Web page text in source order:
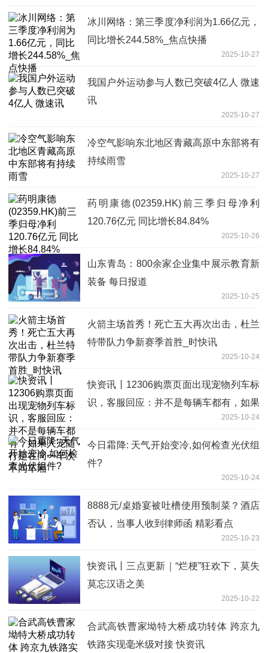
冰川网络：第三季度净利润为1.66亿元，
同比增长244.58%_焦点快播
2025-10-27
我国户外运动参与人数已突破4亿人 微速
讯
2025-10-27
冷空气影响东北地区青藏高原中东部将有
持续雨雪
2025-10-27
药明康德(02359.HK)前三季归母净利
120.76亿元 同比增长84.84%
2025-10-26
山东青岛：800余家企业集中展示教育新
装备 每日报道
2025-10-25
火箭主场首秀！死亡五大再次出击，杜兰
特带队力争新赛季首胜_时快讯
2025-10-24
快资讯丨12306购票页面出现宠物列车标
识，客服回应：并不是每辆车都有，如果
2025-10-24
今日霜降: 天气开始变冷,如何检查光伏组
件?
2025-10-24
8888元/桌婚宴被吐槽使用预制菜？酒店
否认，当事人收到律师函 精彩看点
2025-10-23
快资讯丨三点更新｜“烂梗”狂欢下，莫失
莫忘汉语之美
2025-10-22
合武高铁曹家坳特大桥成功转体 跨京九
铁路实现毫米级对接 快资讯